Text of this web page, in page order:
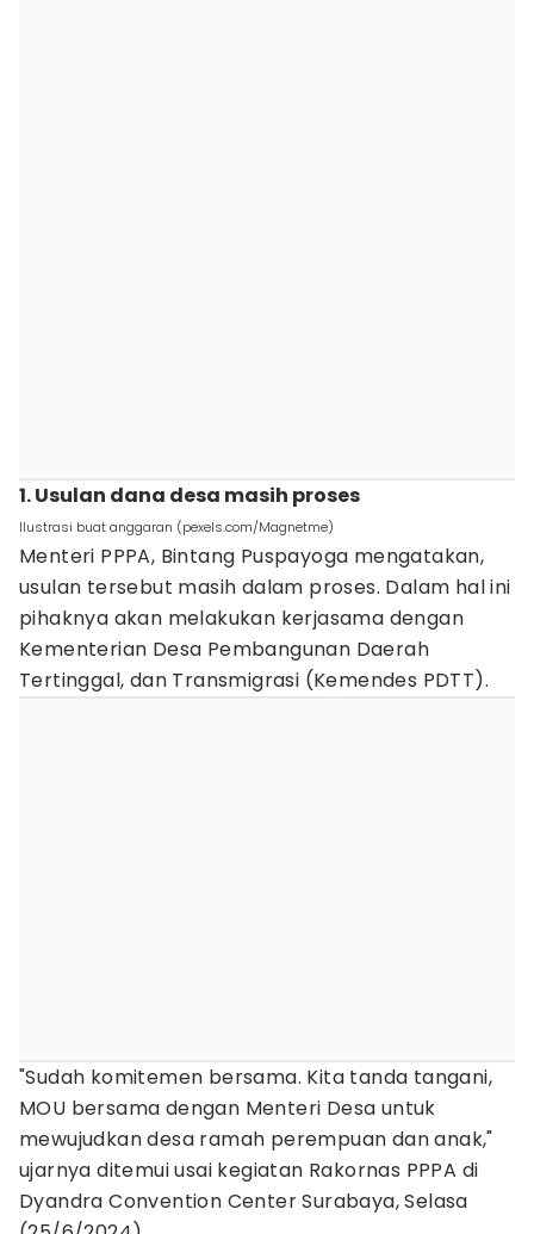
1. Usulan dana desa masih proses
Ilustrasi buat anggaran (pexels.com/Magnetme)
Menteri PPPA, Bintang Puspayoga mengatakan,
usulan tersebut masih dalam proses. Dalam hal ini
pihaknya akan melakukan kerjasama dengan
Kementerian Desa Pembangunan Daerah
Tertinggal, dan Transmigrasi (Kemendes PDTT).
"Sudah komitemen bersama. Kita tanda tangani,
MOU bersama dengan Menteri Desa untuk
mewujudkan desa ramah perempuan dan anak,"
ujarnya ditemui usai kegiatan Rakornas PPPA di
Dyandra Convention Center Surabaya, Selasa